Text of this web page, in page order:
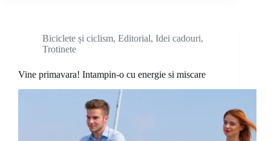
Biciclete și ciclism, Editorial, Idei cadouri,
Trotinete
Vine primavara! Intampin-o cu energie si miscare